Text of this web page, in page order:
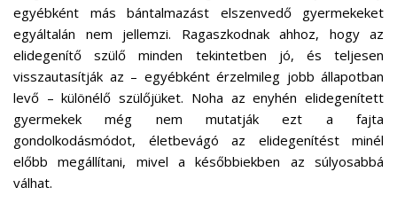
egyébként más bántalmazást elszenvedő gyermekeket
egyáltalán nem jellemzi. Ragaszkodnak ahhoz, hogy az
elidegenítő szülő minden tekintetben jó, és teljesen
visszautasítják az – egyébként érzelmileg jobb állapotban
levő – különélő szülőjüket. Noha az enyhén elidegenített
gyermekek még nem mutatják ezt a fajta
gondolkodásmódot, életbevágó az elidegenítést minél
előbb megállítani, mivel a későbbiekben az súlyosabbá
válhat.